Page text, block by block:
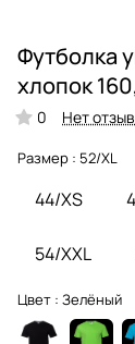
Футболка
хлопок
0 Нет
Размер : 52/XL
44/XS
54/XXL
Цвет : Зелёный